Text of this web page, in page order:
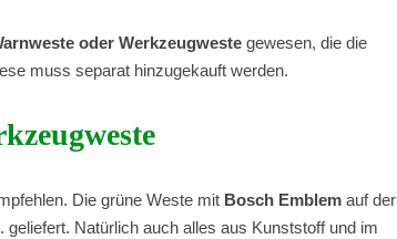
oder Werkzeugweste gewesen, die die
muss separat hinzugekauft werden.
Die grüne Weste mit Bosch Emblem auf der
geliefert. Natürlich auch alles aus Kunststoff und im